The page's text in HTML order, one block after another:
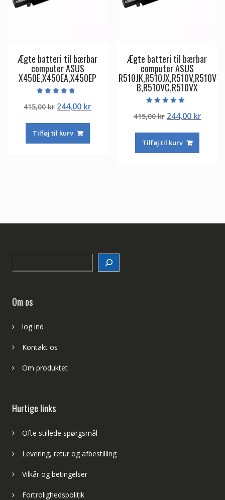
Ægte batteri til bærbar
computer ASUS
X450E,X450EA,X450EP
4.50
ud af 5
415,00kr Den
pris
var:
244,00 krDen
Tilføj til kurv
Ægte batteri til bærbar
computer ASUS
R510JK,R510JX,R510V,R510V
B,R510VC,R510VX
5.00
ud af 5
415,00kr Den
pris
var:
244,00 krDen
Tilføj til kurv
Om os
log ind
Kontakt os
Om produktet
Hurtige links
Ofte stillede spørgsmål
Levering, retur og afbestilling
Vilkår og betingelser
Fortrolighedspolitik